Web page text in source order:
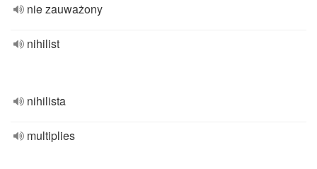
nie zauważony
nihilist
nihilista
multiplies